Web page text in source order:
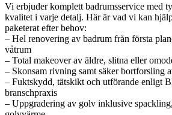
Vi erbjuder komplett badrumsservice med
kvalitet i varje detalj. Här är vad vi kan
paketerat efter behov:
– Hel renovering av badrum från första
våtrum
– Total makeover av äldre, slitna eller
– Skonsam rivning samt säker bortforsling
– Fuktskydd, tätskikt och utförande enligt
branschpraxis
– Uppgradering av golv inklusive